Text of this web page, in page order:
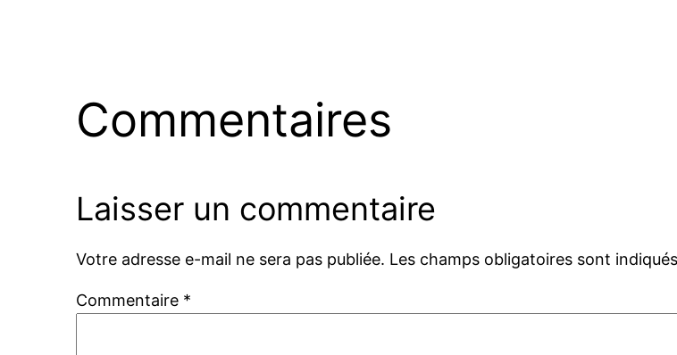
Commentaires
Laisser un commentaire
Votre adresse e-mail ne sera pas publiée. Les champs obligatoires sont
Commentaire *